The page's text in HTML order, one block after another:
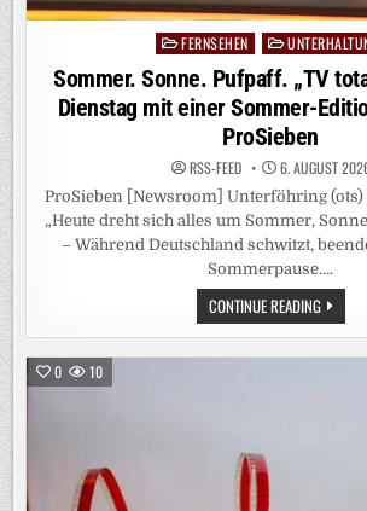
PostedFERNSEHEN
Sommer. Sonne. Pufpaff. „TV
Dienstag mit einer Sommer-
ProSieben
RSS-FEED 6. AUGUST
ProSieben [Newsroom] Unterföhring (ots)
„Heute dreht sich alles um Sommer,
– Während Deutschland schwitzt,
Sommerpause….
CONTINUE READINGSOMMER.
SONNE.
PUFPAFF.
„TV
0 10